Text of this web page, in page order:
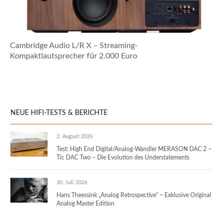
Cambridge Audio L/R X – Streaming-
Kompaktlautsprecher für 2.000 Euro
NEUE HIFI-TESTS & BERICHTE
2. August 2026
Test: High End Digital/Analog-Wandler MERASON DAC 2 –
Tic DAC Two – Die Evolution des Understatements
30. Juli 2026
Hans Theessink „Analog Retrospective“ – Exklusive Original
Analog Master Edition